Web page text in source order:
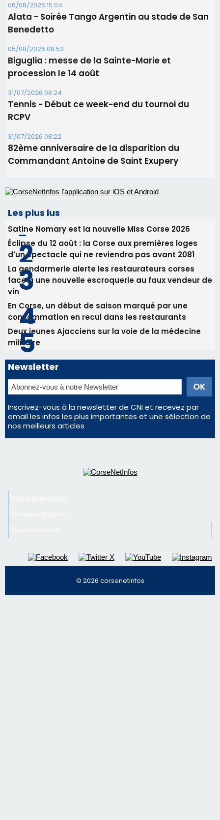
06/08/2026 15:04
Alata - Soirée Tango Argentin au stade de San
Benedetto
05/08/2026 09:53
Biguglia : messe de la Sainte-Marie et
procession le 14 août
31/07/2026 08:24
Tennis - Début ce week-end du tournoi du
RCPV
31/07/2026 08:22
82ème anniversaire de la disparition du
Commandant Antoine de Saint Exupery
Les plus lus
Satine Nomary est la nouvelle Miss Corse 2026
Éclipse du 12 août : la Corse aux premières loges
d'un spectacle qui ne reviendra pas avant 2081
La gendarmerie alerte les restaurateurs corses
face à une nouvelle escroquerie au faux vendeur de
vin
En Corse, un début de saison marqué par une
consommation en recul dans les restaurants
Deux jeunes Ajacciens sur la voie de la médecine
militaire
Newsletter
Inscrivez-vous à la newsletter de CNI et recevez par
email les infos les plus importantes et une sélection de
nos meilleurs articles
© 2026 corsenetinfos